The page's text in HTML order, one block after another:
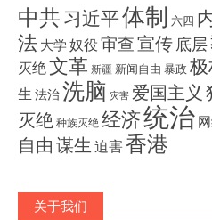
中共习近平体制 六四
法 大学 奴役 审查宣传底层
灭绝文革 新疆 新闻自由 暴政 极
生 法治洗脑 灾害 爱国主义
灭绝 种族灭绝 经济统治
自由 谋生 迫害香港
关于我们